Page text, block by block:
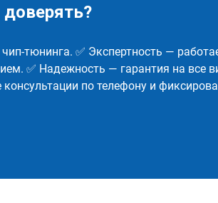
тюнинга. ✅ Экспертность —
✅ Надежность — гарантия на все
по телефону и